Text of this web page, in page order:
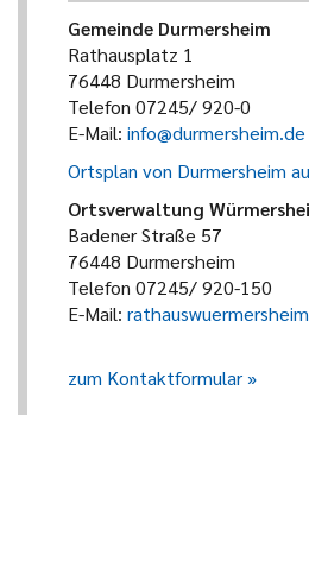
Gemeinde Durmersheim
Rathausplatz 1
76448 Durmersheim
Telefon 07245/ 920-0
E-Mail: info@durmersheim.de
Ortsplan von Durmersheim
Ortsverwaltung
Badener Straße 57
76448 Durmersheim
Telefon 07245/ 920-150
E-Mail:
zum Kontaktformular